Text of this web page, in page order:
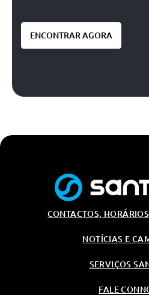
ENCONTRAR AGORA
CONTACTOS,
NOTÍCIAS E
SERVIÇOS
FALE